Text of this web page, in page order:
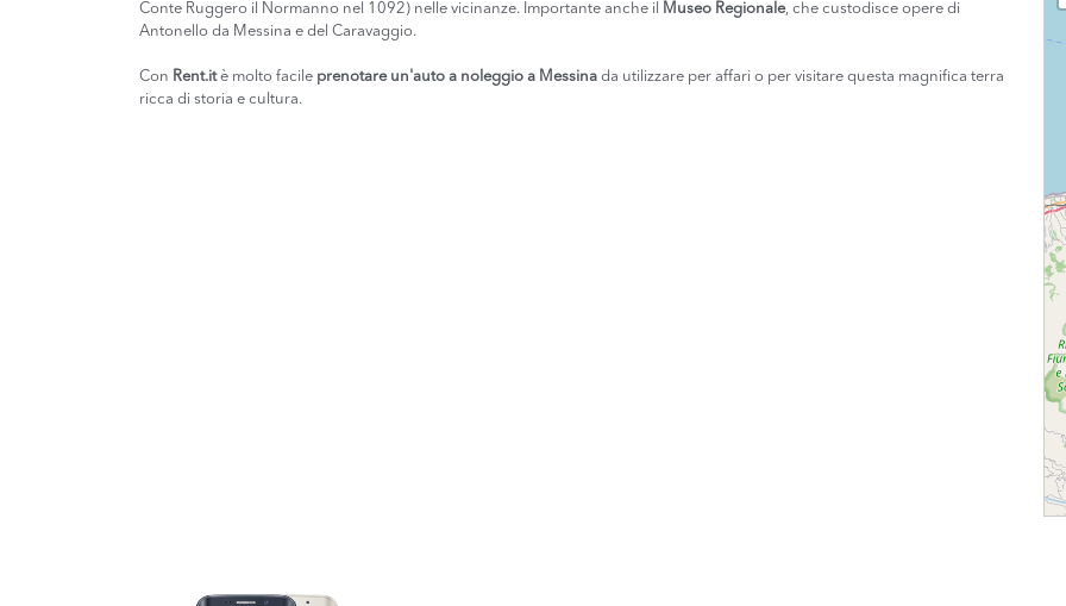
Conte Ruggero il Normanno nel 1092) nelle vicinanze. Importante anche il
Museo Regionale, che custodisce opere di
Antonello da Messina e del Caravaggio.
Con Rent.itè molto facile prenotare un'auto a noleggio a Messina da utilizzare per affari o per visitare questa magnifica terra
ricca di storia e cultura.